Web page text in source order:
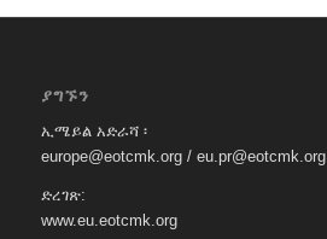
ያግኙን
ኢሜይል አድራሻ ፡
europe@eotcmk.org / eu.pr@eotcmk.org
ድረገጽ:
www.eu.eotcmk.org